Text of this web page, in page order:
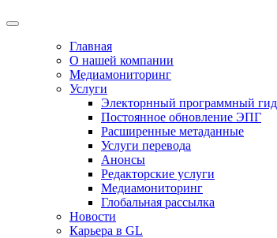
Главная
О нашей компании
Медиамониторинг
Услуги
Электорнный программный
Постоянное обновление ЭПГ
Расширенные метаданные
Услуги перевода
Анонсы
Редакторские услуги
Медиамониторинг
Глобальная рассылка
Новости
Карьера в GL